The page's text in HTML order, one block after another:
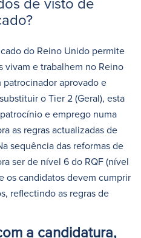
do Reino Unido permite
vivam e trabalhem no Reino
aprovado e
o Tier 2 (Geral), esta
e emprego numa
as regras actualizadas de
sequência das reformas de
ser de nível 6 do RQF (nível
os candidatos devem cumprir
reflectindo as regras de
a candidatura,